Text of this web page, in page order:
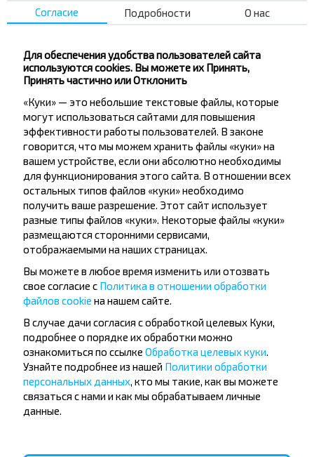
путешествовать
Не пропусти специальные акции, скидки и
другие интересные предложения INFOBUS.
Подпишись на получение новостей и
путешествуй с нами дешевле!
Подписаться
направления
Орша - Могилёв
Минск - Несвиж
Минск - Могилёв
Минск - Пинск
Минск - Брест
Минск - Гомель
Минск - Барановичи
Гомель - Минск
Брест - Тересполь
Брест - Беловежская Пуща
Согласие Подробности О нас
Для обеспечения удобства пользователей сайта
используются cookies. Вы можете их Принять,
Принять частично или Отклонить
«Куки» — это небольшие текстовые файлы, которые
могут использоваться сайтами для повышения
эффективности работы пользователей. В законе
говорится, что мы можем хранить файлы «куки» на
вашем устройстве, если они абсолютно необходимы
для функционирования этого сайта. В отношении всех
остальных типов файлов «куки» необходимо
получить ваше разрешение. Этот сайт использует
разные типы файлов «куки». Некоторые файлы «куки»
размещаются сторонними сервисами,
отображаемыми на наших страницах.
Вы можете в любое время изменить или отозвать
свое согласие с Политика в отношении обработки
файлов cookie на нашем сайте.
В случае дачи согласия с обработкой целевых Куки,
подробнее о порядке их обработки можно
ознакомиться по ссылке Обработка целевых куки.
Узнайте подробнее из нашей Политики обработки
персональных данных, кто мы такие, как вы можете
связаться с нами и как мы обрабатываем личные
данные.